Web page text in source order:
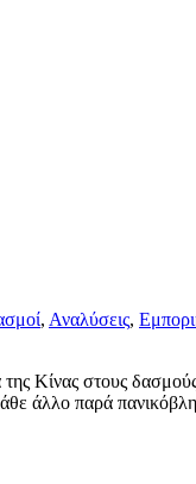
, Αναλύσεις,
Κίνας στους
άλλο παρά